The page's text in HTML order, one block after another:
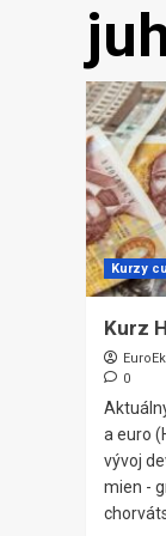
Kurzy
Kurz
0
a euro
vývoj
mien -